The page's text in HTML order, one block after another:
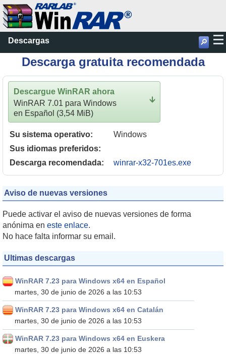
Descargas 🔎
Descarga gratuita recomendada
Descargue WinRAR ahora
WinRAR 7.01 para Windows
en Español (3,54 MiB)
🡫
Su sistema operativo:
Windows
Sus idiomas preferidos:
Descarga recomendada:
winrar-x32-701es.exe
Aviso de nuevas versiones
Puede activar el aviso de nuevas versiones de forma
anónima en este enlace.
No hace falta informar su email.
Ultimas descargas
WinRAR 7.23 para Windows x64 en Español
martes, 30 de junio de 2026 a las 10:53
WinRAR 7.23 para Windows x64 en Catalán
martes, 30 de junio de 2026 a las 10:53
WinRAR 7.23 para Windows x64 en Euskera
martes, 30 de junio de 2026 a las 10:53